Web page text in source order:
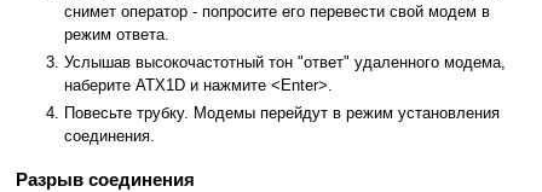
снимет оператор - попросите его перевести свой модем в
режим ответа.
Услышав высокочастотный тон "ответ" удаленного модема,
наберите ATX1D и нажмите <Enter>.
Повесьте трубку. Модемы перейдут в режим установления
соединения.
Разрыв соединения